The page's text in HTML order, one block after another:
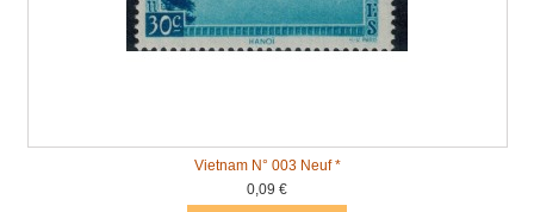
Vietnam N° 003 Neuf *
0,09 €